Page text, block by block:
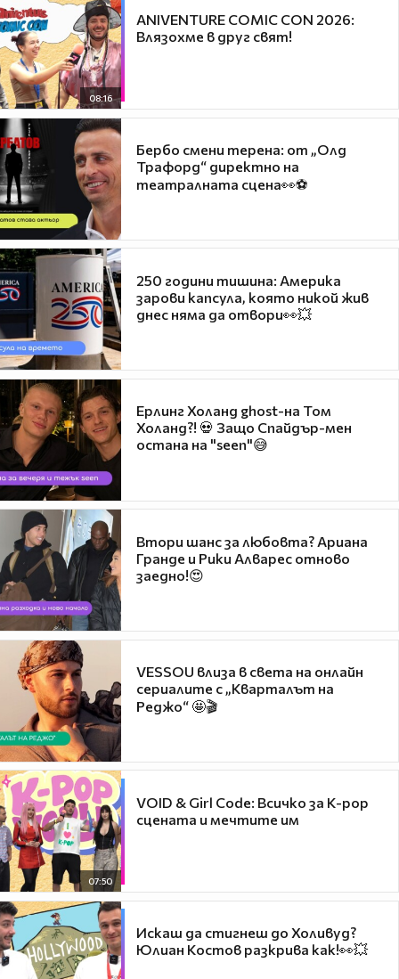
08:16
ANIVENTURE COMIC CON 2026:
Влязохме в друг свят!
Бербо смени терена: от „Олд
Трафорд“ директно на
театралната сцена👀⚽
250 години тишина: Америка
зарови капсула, която никой жив
днес няма да отвори👀💥
Ерлинг Холанд ghost-на Том
Холанд?! 💀 Защо Спайдър-мен
остана на "seen"😅
Втори шанс за любовта? Ариана
Гранде и Рики Алварес отново
заедно!😍
VESSOU влиза в света на онлайн
сериалите с „Кварталът на
Реджо“ 🤩🎬
07:50
VOID & Girl Code: Всичко за K-pop
сцената и мечтите им
Искаш да стигнеш до Холивуд?
Юлиан Костов разкрива как!👀💥